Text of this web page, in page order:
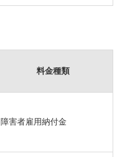
料金種類
障害者雇用納付金